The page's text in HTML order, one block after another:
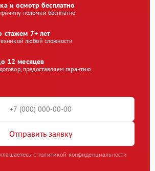
и осмотр бесплатно
поломки бесплатно
стажем 7+ лет
любой сложности
12 месяцев
предоставляем гарантию
Отправить заявку
с политикой конфиденциальности